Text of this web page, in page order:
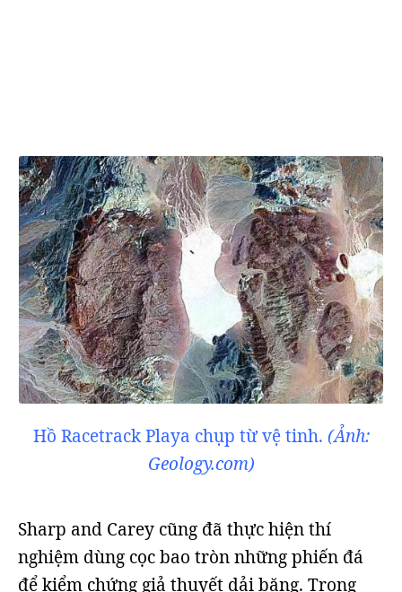
Hồ Racetrack Playa chụp từ vệ tinh. (Ảnh:
Geology.com)
Sharp and Carey cũng đã thực hiện thí
nghiệm dùng cọc bao tròn những phiến đá
để kiểm chứng giả thuyết dải băng. Trong